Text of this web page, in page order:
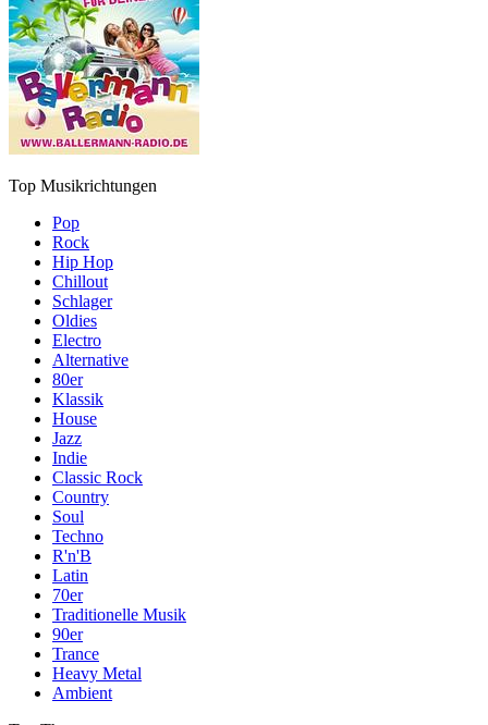
Top Musikrichtungen
Pop
Rock
Hip Hop
Chillout
Schlager
Oldies
Electro
Alternative
80er
Klassik
House
Jazz
Indie
Classic Rock
Country
Soul
Techno
R'n'B
Latin
70er
Traditionelle Musik
90er
Trance
Heavy Metal
Ambient